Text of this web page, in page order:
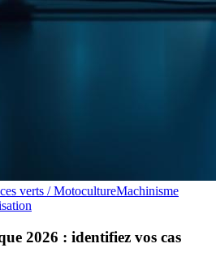
verts / MotocultureMachinisme
2026 : identifiez vos cas